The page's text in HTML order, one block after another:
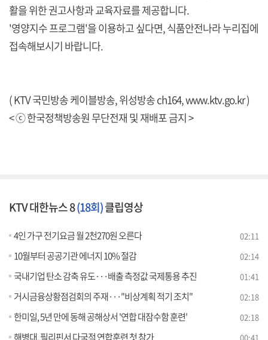
활을 위한 권고사항과 교육자료를 제공합니다.
'영양지수 프로그램'을 이용하고 싶다면, 식품안전나라 누리집에
접속해보시기 바랍니다.
( KTV 국민방송 케이블방송, 위성방송 ch164,www.ktv.go.kr)
< ⓒ 한국정책방송원 무단전재 및 재배포 금지 >
KTV 대한뉴스 8(18회)클립영상
4인 가구 전기요금 월 2천270원 오른다 02:11
10월부터 공공기관 에너지 10% 절감 02:14
국내기업 탄소 감축 유도···배출 측정값 국제통용 추진 01:41
거시금융상황점검회의 주재···"비상계획 적기 조치" 02:18
한미일, 5년 만에 동해 공해상서 '연합 대잠수함 훈련' 02:18
해병대, 필리핀서 다국적 연합훈련 첫 참가 00:41